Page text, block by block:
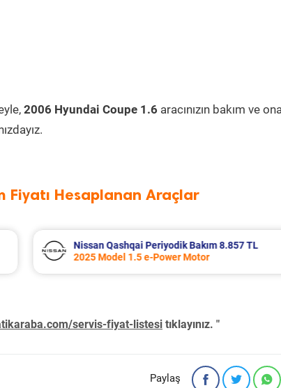
2006 Hyundai Coupe 1.6 aracınızın bakım ve
Fiyatı Hesaplanan Araçlar
Nissan Qashqai Periyodik Bakım 9.201
2018 Model 1.6 Dci Motor
servis-fiyat-listesi tıklayınız. "
Paylaş